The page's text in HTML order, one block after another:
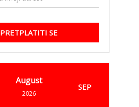
PRETPLATITI SE
August
2026
SEP